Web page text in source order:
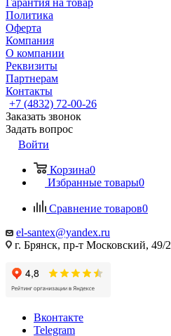
Гарантия на товар
Политика
Оферта
Компания
О компании
Реквизиты
Партнерам
Контакты
+7 (4832) 72-00-26
Заказать звонок
Задать вопрос
Войти
Корзина0
Избранные товары0
Сравнение товаров0
el-santex@yandex.ru
г. Брянск, пр-т Московский, 49/2
Вконтакте
Telegram